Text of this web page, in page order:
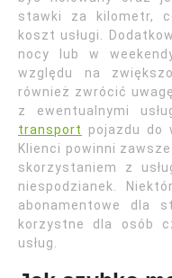
stawki za kilometr,
koszt usługi.
nocy lub w
względu na
również zwrócić
z ewentualnymi
transport
pojazdu do
Klienci powinni
skorzystaniem z
niespodzianek.
abonamentowe dla
korzystne dla osób
usług.